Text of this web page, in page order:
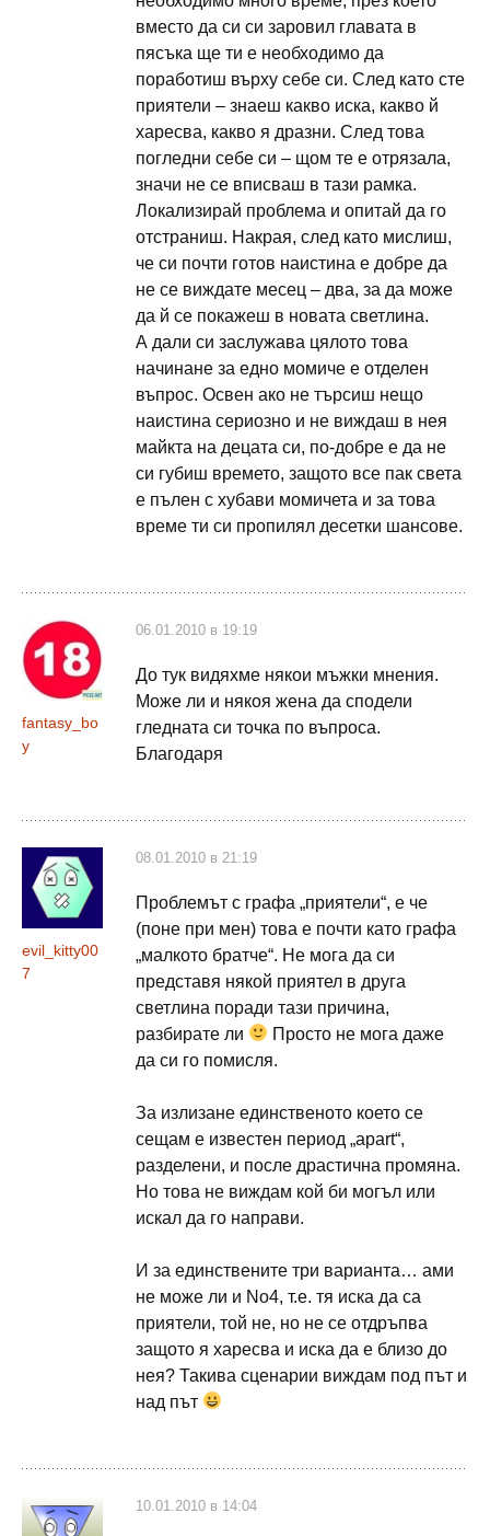
вместо да си си заровил главата в
пясъка ще ти е необходимо да
поработиш върху себе си. След като сте
приятели – знаеш какво иска, какво й
харесва, какво я дразни. След това
погледни себе си – щом те е отрязала,
значи не се вписваш в тази рамка.
Локализирай проблема и опитай да го
отстраниш. Накрая, след като мислиш,
че си почти готов наистина е добре да
не се виждате месец – два, за да може
да й се покажеш в новата светлина.
А дали си заслужава цялото това
начинане за едно момиче е отделен
въпрос. Освен ако не търсиш нещо
наистина сериозно и не виждаш в нея
майкта на децата си, по-добре е да не
си губиш времето, защото все пак света
е пълен с хубави момичета и за това
време ти си пропилял десетки шансове.
fantasy_bo
y
06.01.2010 в 19:19
До тук видяхме някои мъжки мнения.
Може ли и някоя жена да сподели
гледната си точка по въпроса.
Благодаря
evil_kitty00
7
08.01.2010 в 21:19
Проблемът с графа „приятели“, е че
(поне при мен) това е почти като графа
„малкото братче“. Не мога да си
представя някой приятел в друга
светлина поради тази причина,
разбирате ли
Просто не мога даже
да си го помисля.
За излизане единственото което се
сещам е известен период „apart“,
разделени, и после драстична промяна.
Но това не виждам кой би могъл или
искал да го направи.
И за единствените три варианта… ами
не може ли и No4, т.е. тя иска да са
приятели, той не, но не се отдръпва
защото я харесва и иска да е близо до
нея? Такива сценарии виждам под път и
над път
10.01.2010 в 14:04